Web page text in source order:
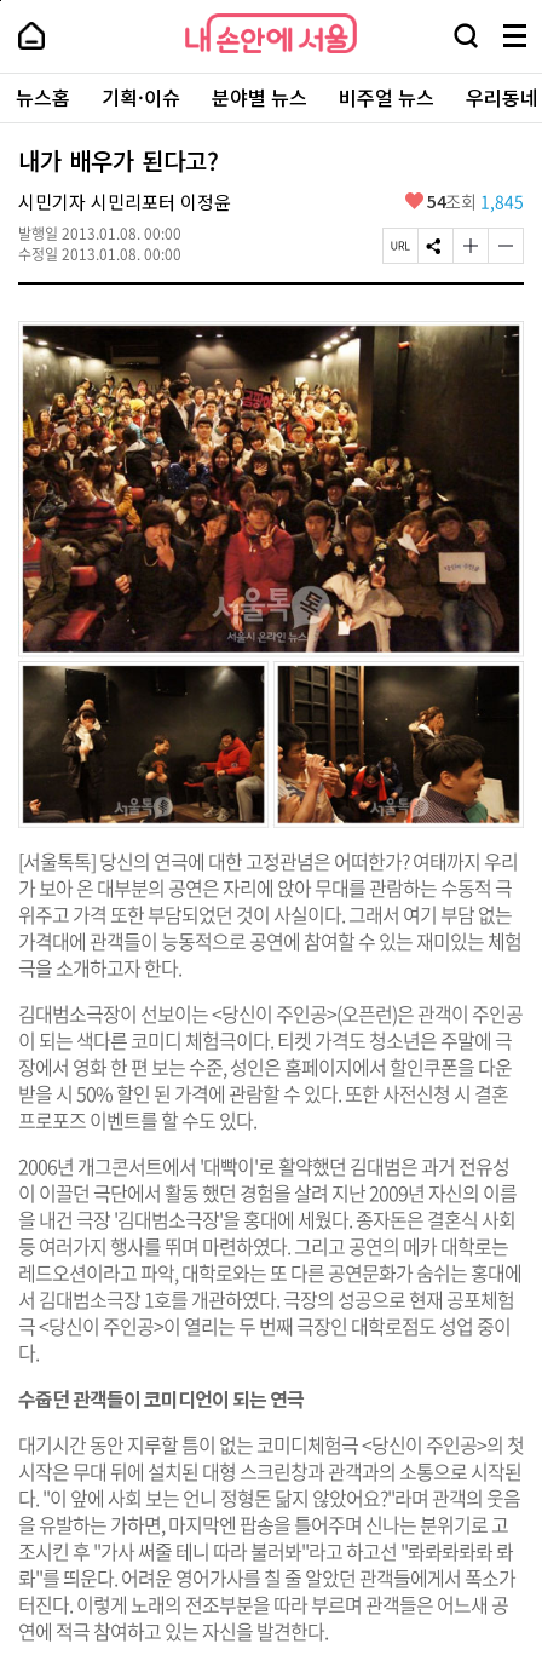
본
로
가
내
손
안
에
서
울
-
서
울
시
대
표
소
포
털
내
손
에
울
검
창
열
기
메
뉴
전
체
보
주
요
서
뉴스홈 기획·이슈 분야별 뉴스 비주얼 뉴스 우리동
내가 배우가 된다고?
시민기자 시민리포터 이정윤
발행일 2013.01.08. 00:00
수정일 2013.01.08. 00:00
좋
요
54조회 1,845
페
이
U
R
L
복
S
N
공
유
하
기
글
자
기
크
글
자
기
작
변
[서울톡톡] 당신의 연극에 대한 고정관념은 어떠한가? 여태까지 우리
가 보아 온 대부분의 공연은 자리에 앉아 무대를 관람하는 수동적 극
위주고 가격 또한 부담되었던 것이 사실이다. 그래서 여기 부담 없는
가격대에 관객들이 능동적으로 공연에 참여할 수 있는 재미있는 체험
극을 소개하고자 한다.
김대범소극장이 선보이는 <당신이 주인공>(오픈런)은 관객이 주인공
이 되는 색다른 코미디 체험극이다. 티켓 가격도 청소년은 주말에 극
장에서 영화 한 편 보는 수준, 성인은 홈페이지에서 할인쿠폰을 다운
받을 시 50% 할인 된 가격에 관람할 수 있다. 또한 사전신청 시 결혼
프로포즈 이벤트를 할 수도 있다.
2006년 개그콘서트에서 '대빡이'로 활약했던 김대범은 과거 전유성
이 이끌던 극단에서 활동 했던 경험을 살려 지난 2009년 자신의 이름
을 내건 극장 '김대범소극장'을 홍대에 세웠다. 종자돈은 결혼식 사회
등 여러가지 행사를 뛰며 마련하였다. 그리고 공연의 메카 대학로는
레드오션이라고 파악, 대학로와는 또 다른 공연문화가 숨쉬는 홍대에
서 김대범소극장 1호를 개관하였다. 극장의 성공으로 현재 공포체험
극 <당신이 주인공>이 열리는 두 번째 극장인 대학로점도 성업 중이
다.
수줍던 관객들이 코미디언이 되는 연극
대기시간 동안 지루할 틈이 없는 코미디체험극 <당신이 주인공>의 첫
시작은 무대 뒤에 설치된 대형 스크린창과 관객과의 소통으로 시작된
다. "이 앞에 사회 보는 언니 정형돈 닮지 않았어요?"라며 관객의 웃음
을 유발하는 가하면, 마지막엔 팝송을 틀어주며 신나는 분위기로 고
조시킨 후 "가사 써줄 테니 따라 불러봐"라고 하고선 "롸롸롸롸롸 롸
롸"를 띄운다. 어려운 영어가사를 칠 줄 알았던 관객들에게서 폭소가
터진다. 이렇게 노래의 전조부분을 따라 부르며 관객들은 어느새 공
연에 적극 참여하고 있는 자신을 발견한다.
페
상
단
로